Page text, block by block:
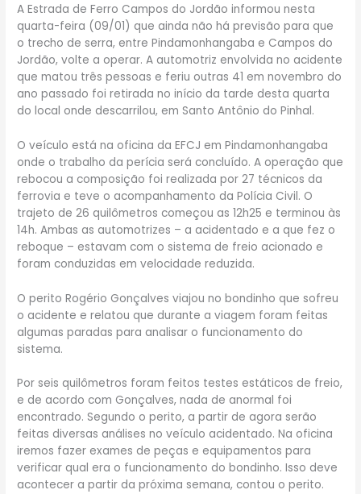
A Estrada de Ferro Campos do Jordão informou nesta
quarta-feira (09/01) que ainda não há previsão para que
o trecho de serra, entre Pindamonhangaba e Campos do
Jordão, volte a operar. A automotriz envolvida no acidente
que matou três pessoas e feriu outras 41 em novembro do
ano passado foi retirada no início da tarde desta quarta
do local onde descarrilou, em Santo Antônio do Pinhal.
O veículo está na oficina da EFCJ em Pindamonhangaba
onde o trabalho da perícia será concluído. A operação que
rebocou a composição foi realizada por 27 técnicos da
ferrovia e teve o acompanhamento da Polícia Civil. O
trajeto de 26 quilômetros começou as 12h25 e terminou às
14h. Ambas as automotrizes – a acidentado e a que fez o
reboque – estavam com o sistema de freio acionado e
foram conduzidas em velocidade reduzida.
O perito Rogério Gonçalves viajou no bondinho que sofreu
o acidente e relatou que durante a viagem foram feitas
algumas paradas para analisar o funcionamento do
sistema.
Por seis quilômetros foram feitos testes estáticos de freio,
e de acordo com Gonçalves, nada de anormal foi
encontrado. Segundo o perito, a partir de agora serão
feitas diversas análises no veículo acidentado. Na oficina
iremos fazer exames de peças e equipamentos para
verificar qual era o funcionamento do bondinho. Isso deve
acontecer a partir da próxima semana, contou o perito.